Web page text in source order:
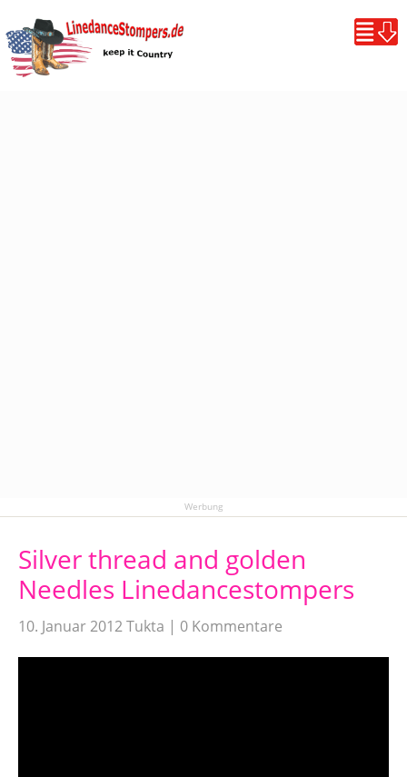
Werbung
Silver thread and golden
Needles Linedancestompers
10. Januar 2012Tukta 0 Kommentare